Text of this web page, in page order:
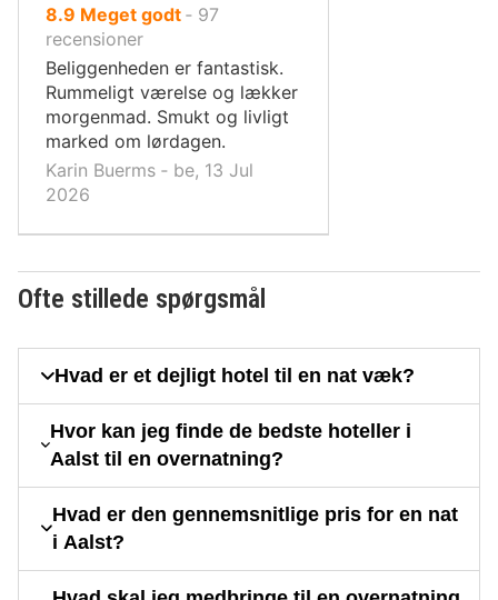
8.9 ud
af
10,
Meget godt ‐ 97
recensioner
Beliggenheden er fantastisk.
Rummeligt værelse og lækker
morgenmad. Smukt og livligt
marked om lørdagen.
Karin Buerms ‐ be, 13 Jul
2026
Ofte stillede spørgsmål
Hvad er et dejligt hotel til en nat væk?
Hvor kan jeg finde de bedste hoteller i
Aalst til en overnatning?
Hvad er den gennemsnitlige pris for en nat
i Aalst?